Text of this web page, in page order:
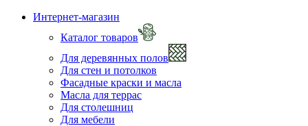
Интернет-магазин
Каталог товаров
Для деревянных полов
Для стен и потолков
Фасадные краски и масла
Масла для террас
Для столешниц
Для мебели